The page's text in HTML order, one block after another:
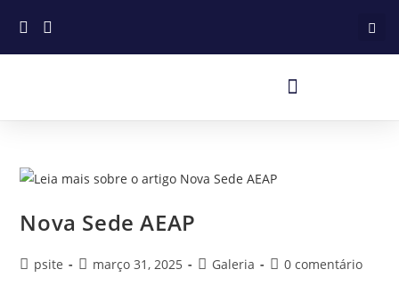
Nova Sede AEAP
psite março 31, 2025 Galeria 0 comentário